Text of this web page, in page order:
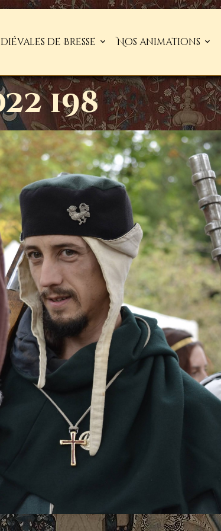
de Bresse Nos animations
198